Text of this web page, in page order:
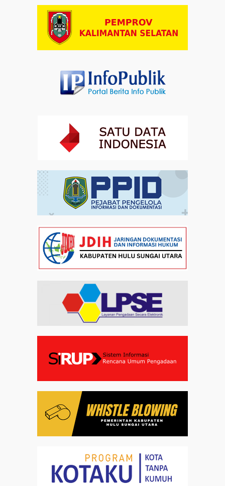
Dalam Zikir dan Doa Kebangsaan, Tio Menemukan
Makna Keberagaman
Artikel 01-08-2026 18:00
Kebangsaan di Monas
31-07-2026 16:04
Pandang terhadap Penyandang Disabilitas